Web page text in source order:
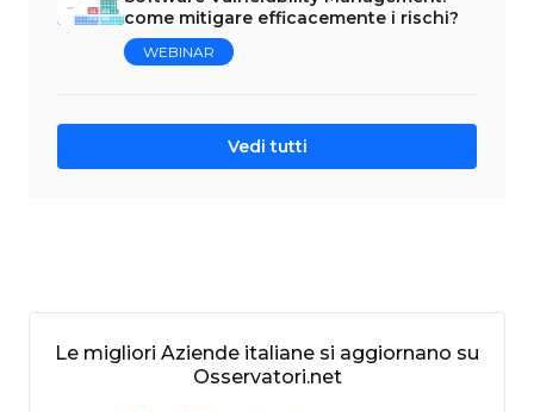
come mitigare efficacemente i rischi?
WEBINAR
Vedi tutti
Le migliori Aziende italiane si aggiornano su
Osservatori.net